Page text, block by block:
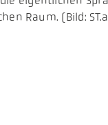
Raum. (Bild: